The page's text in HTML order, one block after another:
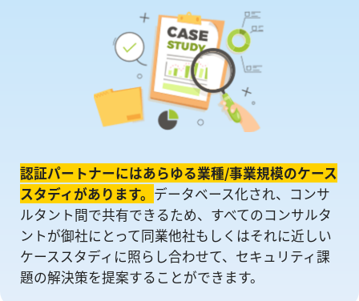
認証パートナーにはあらゆる業種/事業規模のケース
スタディがあります。 データベース化され、コンサ
ルタント間で共有できるため、すべてのコンサルタ
ントが御社にとって同業他社もしくはそれに近しい
ケーススタディに照らし合わせて、セキュリティ課
題の解決策を提案することができます。